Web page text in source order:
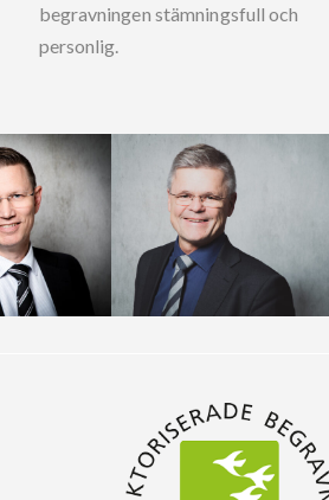
begravningen stämningsfull och
personlig.